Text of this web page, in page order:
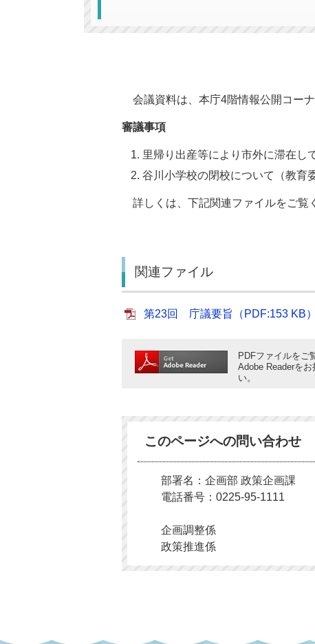
会議資料は、本庁4階情報公開コーナ
審議事項
里帰り出産等により市外に滞在し
谷川小学校の閉校について（教育
詳しくは、下記関連ファイルをご覧
関連ファイル
第23回 庁議要旨（PDF:153 KB）
PDFファイルをご
Adobe Readerを
い。
このページへの問い合わせ
部署名：企画部 政策企画課
電話番号：0225-95-1111
企画調整係
政策推進係